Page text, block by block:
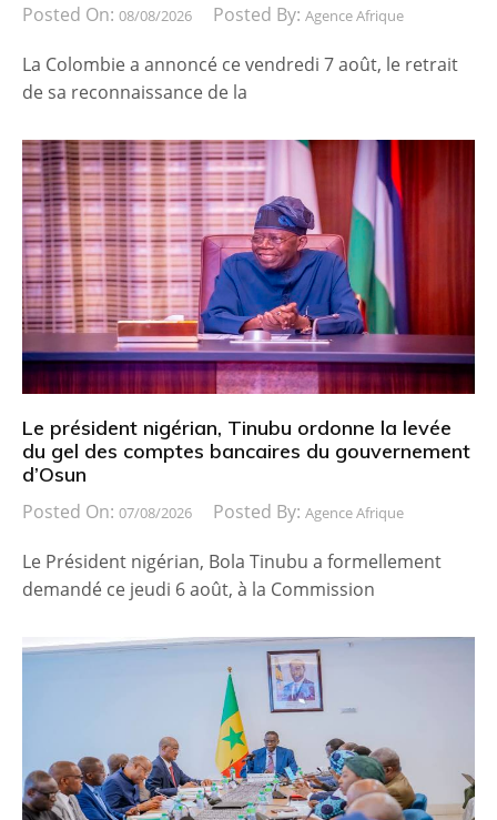
Posted On: 08/08/2026 Posted By: Agence Afrique
La Colombie a annoncé ce vendredi 7 août, le retrait
de sa reconnaissance de la
Le président nigérian, Tinubu ordonne la levée
du gel des comptes bancaires du gouvernement
d’Osun
Posted On: 07/08/2026 Posted By: Agence Afrique
Le Président nigérian, Bola Tinubu a formellement
demandé ce jeudi 6 août, à la Commission